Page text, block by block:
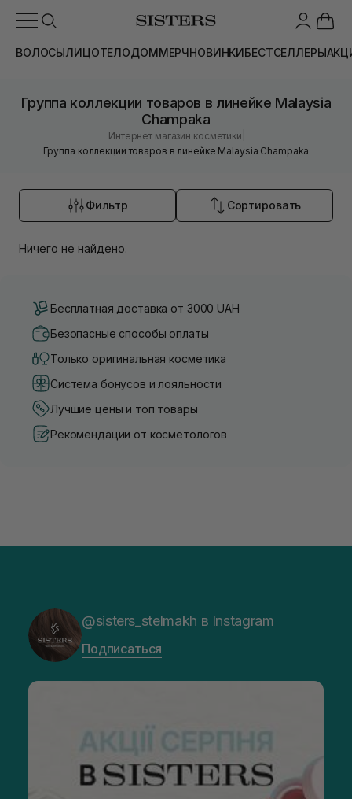
ВОЛОСЫЛИЦОТЕЛОДОММЕРЧНОВИНКИБЕСТСЕЛЛЕРЫ
Группа коллекции товаров в линейке Malaysia
Champaka
Интернет магазин косметики
Группа коллекции товаров в линейке Malaysia Champaka
Фильтр Сортировать
Ничего не найдено.
Бесплатная доставка от 3000 UAH
Безопасные способы оплаты
Только оригинальная косметика
Система бонусов и лояльности
Лучшие цены и топ товары
Рекомендации от косметологов
@sisters_stelmakh в Instagram
Подписаться